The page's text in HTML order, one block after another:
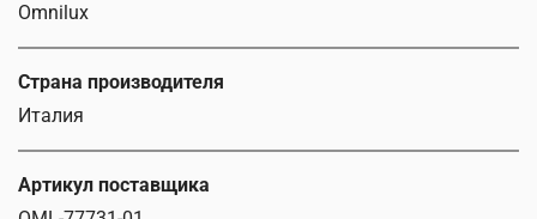
Omnilux
Страна производителя
Италия
Артикул поставщика